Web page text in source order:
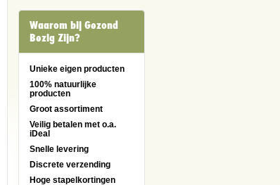
Waarom bij Gezond
Bezig Zijn?
Unieke eigen producten
100% natuurlijke
producten
Groot assortiment
Veilig betalen met o.a.
iDeal
Snelle levering
Discrete verzending
Hoge stapelkortingen